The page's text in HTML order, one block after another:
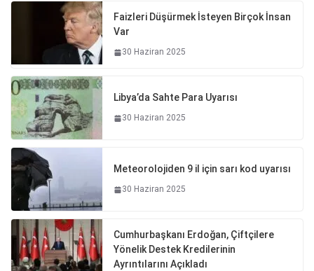
Faizleri Düşürmek İsteyen Birçok İnsan
Var
30 Haziran 2025
Libya’da Sahte Para Uyarısı
30 Haziran 2025
Meteorolojiden 9 il için sarı kod uyarısı
30 Haziran 2025
Cumhurbaşkanı Erdoğan, Çiftçilere
Yönelik Destek Kredilerinin
Ayrıntılarını Açıkladı